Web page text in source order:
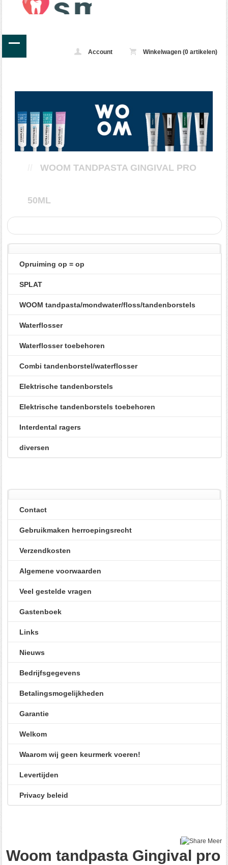
Account Winkelwagen (0 artikelen)
WOOM TANDPASTA GINGIVAL PRO
50ML
Opruiming op = op
SPLAT
WOOM tandpasta/mondwater/floss/tandenborstels
Waterflosser
Waterflosser toebehoren
Combi tandenborstel/waterflosser
Elektrische tandenborstels
Elektrische tandenborstels toebehoren
Interdental ragers
diversen
Contact
Gebruikmaken herroepingsrecht
Verzendkosten
Algemene voorwaarden
Veel gestelde vragen
Gastenboek
Links
Nieuws
Bedrijfsgegevens
Betalingsmogelijkheden
Garantie
Welkom
Waarom wij geen keurmerk voeren!
Levertijden
Privacy beleid
Meer
Woom tandpasta Gingival pro